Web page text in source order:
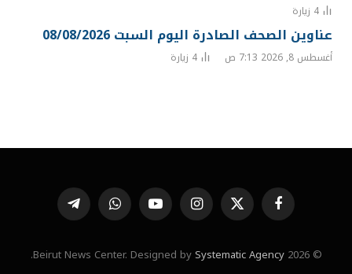
4 زيارة
عناوين الصحف الصادرة اليوم السبت 08/08/2026
أغسطس 8, 2026 7:13 ص 4 زيارة
فيسبوك X
(Twitter)
الانستغراميوتيوب واتساب تيلقرام
© 2026 Beirut News Center. Designed by
Systematic Agency
.